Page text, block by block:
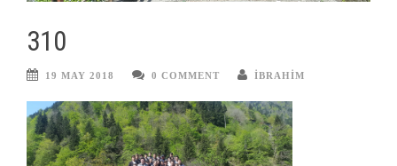
310
19 MAY 2018 0 COMMENT IBRAHIM